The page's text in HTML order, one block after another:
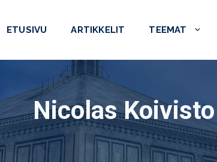
ETUSIVU ARTIKKELIT TEEMAT
Nicolas Koivisto